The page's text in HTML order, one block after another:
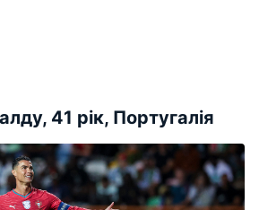
41 рік, Португалія